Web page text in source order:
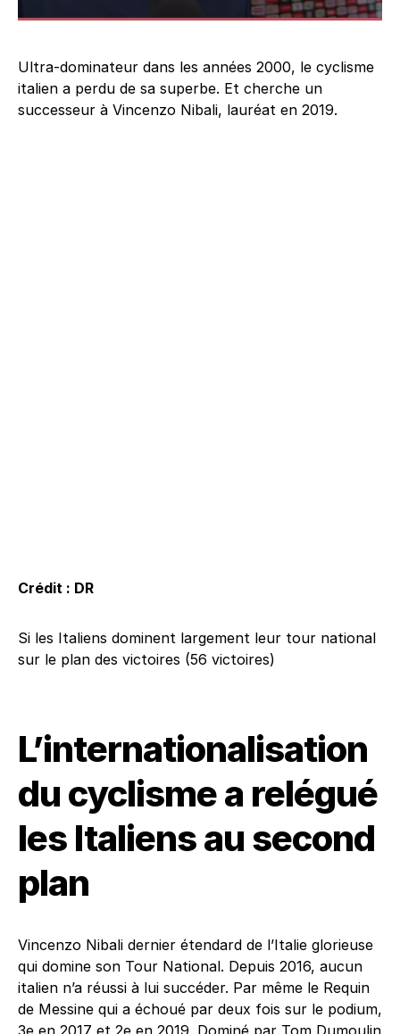
Ultra-dominateur dans les années 2000, le cyclisme
italien a perdu de sa superbe. Et cherche un
successeur à Vincenzo Nibali, lauréat en 2019.
Crédit : DR
Si les Italiens dominent largement leur tour national
sur le plan des victoires (56 victoires)
L’internationalisation
du cyclisme a relégué
les Italiens au second
plan
Vincenzo Nibali dernier étendard de l’Italie glorieuse
qui domine son Tour National. Depuis 2016, aucun
italien n’a réussi à lui succéder. Par même le Requin
de Messine qui a échoué par deux fois sur le podium,
3e en 2017 et 2e en 2019. Dominé par Tom Dumoulin